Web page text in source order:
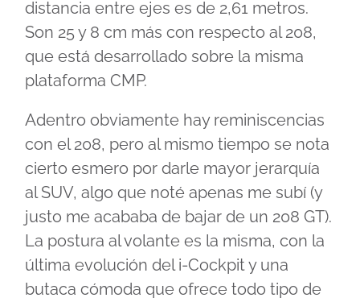
distancia entre ejes es de 2,61 metros.
Son 25 y 8 cm más con respecto al 208,
que está desarrollado sobre la misma
plataforma CMP.
Adentro obviamente hay reminiscencias
con el 208, pero al mismo tiempo se nota
cierto esmero por darle mayor jerarquía
al SUV, algo que noté apenas me subí (y
justo me acababa de bajar de un 208 GT).
La postura al volante es la misma, con la
última evolución del i-Cockpit y una
butaca cómoda que ofrece todo tipo de